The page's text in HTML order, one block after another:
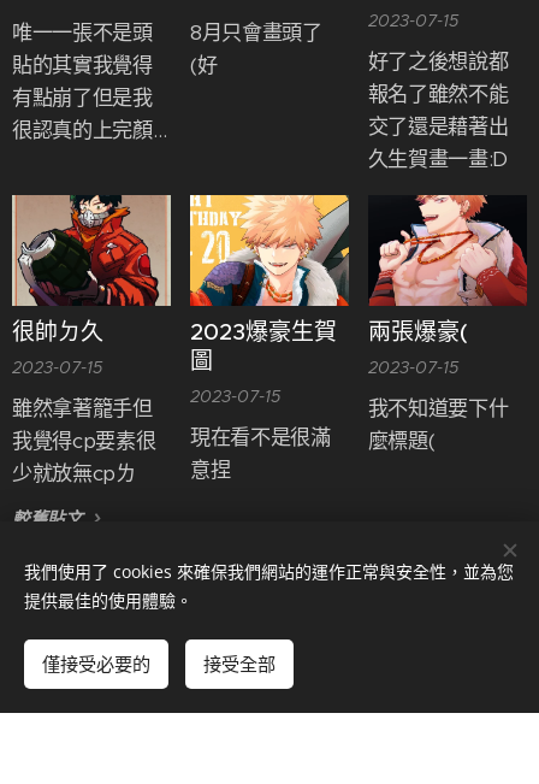
唯一一張不是頭
貼的其實我覺得
有點崩了但是我
很認真的上完顏
8月只會畫頭了
(好
2023-07-15
好了之後想說都
報名了雖然不能
交了還是藉著出
久生賀畫一畫:D
很帥ㄉ久
2023-07-15
雖然拿著籠手但
我覺得cp要素很
少就放無cpㄌ
2023爆豪生賀
圖
2023-07-15
現在看不是很滿
意捏
兩張爆豪(
2023-07-15
我不知道要下什
麼標題(
較舊貼文
Webnode 提供技術支援
免費建立您的網站！
我們使用了 cookies 來確保我們網站的運作正常與安全性，並為您
提供最佳的使用體驗。
僅接受必要的 接受全部